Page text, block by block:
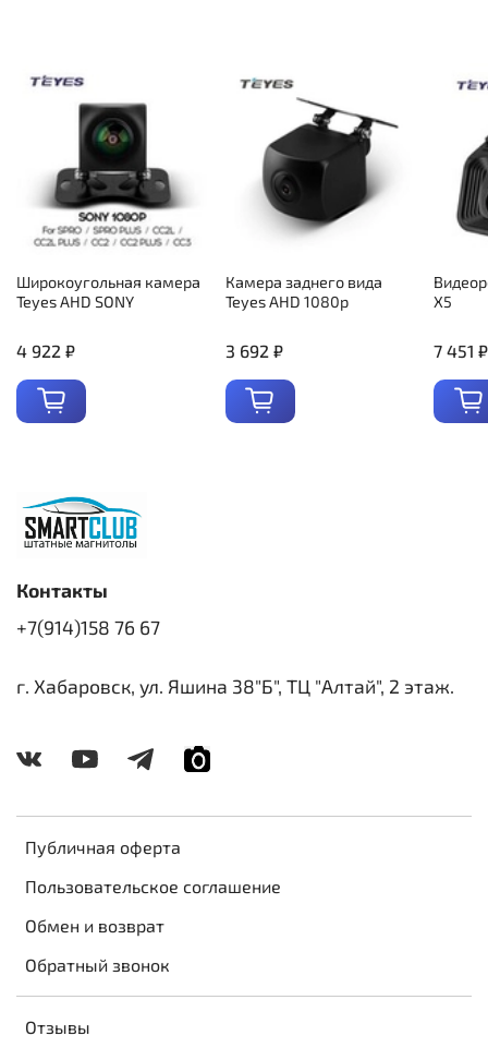
Широкоугольная камера
Teyes AHD SONY
4 922 ₽
Камера заднего вида
Teyes AHD 1080p
3 692 ₽
X5
7 451 ₽
Публичная оферта
Пользовательское соглашение
Обмен и возврат
Обратный звонок
Отзывы
Контакты
+7(914)158 76 67
г. Хабаровск, ул. Яшина 38"Б", ТЦ "Алтай", 2 этаж.